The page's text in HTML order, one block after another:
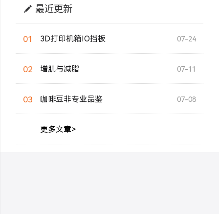
最近更新
01 3D打印机箱IO挡板 07-24
02 增肌与减脂 07-11
03 咖啡豆非专业品鉴 07-08
更多文章>